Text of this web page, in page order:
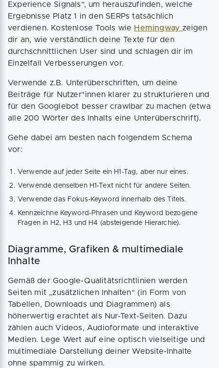
Experience Signals“, um herauszufinden, welche
Ergebnisse Platz 1 in den SERPs tatsächlich
verdienen. Kostenlose Tools wie Hemingway zeigen
dir an, wie verständlich deine Texte für den
durchschnittlichen User sind und schlagen dir im
Einzelfall Verbesserungen vor.
Verwende z.B. Unterüberschriften, um deine
Beiträge für Nutzer*innen klarer zu strukturieren und
für den Googlebot besser crawlbar zu machen (etwa
alle 200 Wörter des Inhalts eine Unterüberschrift).
Gehe dabei am besten nach folgendem Schema
vor:
Verwende auf jeder Seite ein H1-Tag, aber nur eines.
Verwende denselben H1-Text nicht für andere Seiten.
Verwende das Fokus-Keyword innerhalb des Titels.
Kennzeichne Keyword-Phrasen und Keyword bezogene
Fragen in H2, H3 und H4 (absteigende Hierarchie).
Diagramme, Grafiken & multimediale
Inhalte
Gemäß der Google-Qualitätsrichtlinien werden
Seiten mit „zusätzlichen Inhalten“ (in Form von
Tabellen, Downloads und Diagrammen) als
höherwertig erachtet als Nur-Text-Seiten. Dazu
zählen auch Videos, Audioformate und interaktive
Medien. Lege Wert auf eine optisch vielseitige und
multimediale Darstellung deiner Website-Inhalte
ohne spammig zu wirken.